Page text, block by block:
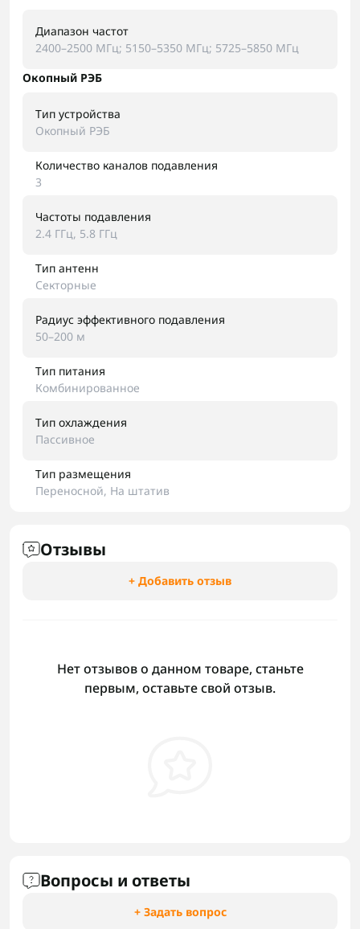
Диапазон частот
2400–2500 МГц; 5150–5350 МГц; 5725–5850 МГц
Окопный РЭБ
Тип устройства
Окопный РЭБ
Количество каналов подавления
3
Частоты подавления
2.4 ГГц, 5.8 ГГц
Тип антенн
Секторные
Радиус эффективного подавления
50–200 м
Тип питания
Комбинированное
Тип охлаждения
Пассивное
Тип размещения
Переносной, На штатив
Отзывы
+ Добавить отзыв
Нет отзывов о данном товаре, станьте
первым, оставьте свой отзыв.
Вопросы и ответы
+ Задать вопрос